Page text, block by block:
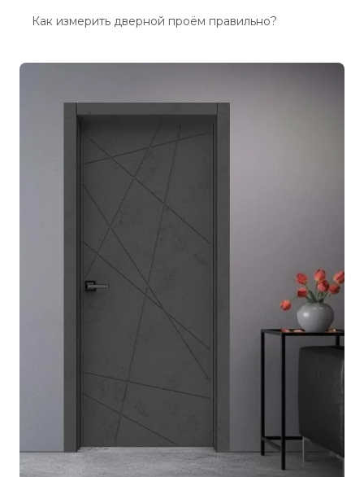
Как измерить дверной проём правильно?